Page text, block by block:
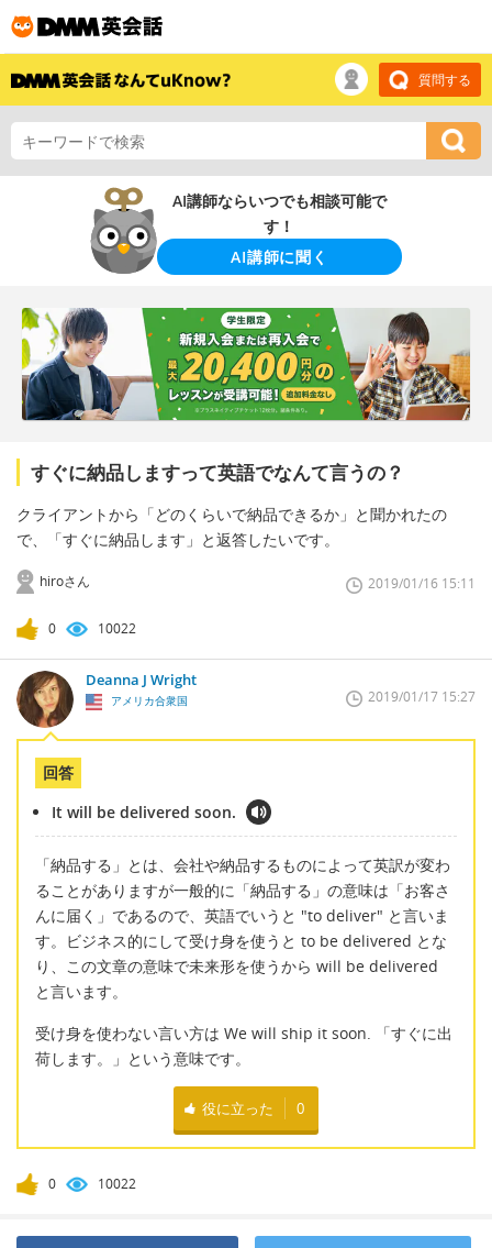
質問する
AI講師ならいつでも相談可能で
す！
AI講師に聞く
すぐに納品しますって英語でなんて言うの？
クライアントから「どのくらいで納品できるか」と聞かれたの
で、「すぐに納品します」と返答したいです。
hiroさん 2019/01/16 15:11
0 10022
Deanna J Wright
アメリカ合衆国 2019/01/17 15:27
回答
It will be delivered soon.
「納品する」とは、会社や納品するものによって英訳が変わ
ることがありますが一般的に「納品する」の意味は「お客さ
んに届く」であるので、英語でいうと "to deliver" と言いま
す。ビジネス的にして受け身を使うと to be delivered とな
り、この文章の意味で未来形を使うから will be delivered
と言います。
受け身を使わない言い方は We will ship it soon. 「すぐに出
荷します。」という意味です。
役に立った 0
0 10022